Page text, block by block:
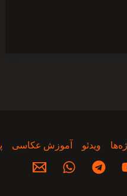
ویدئو آموزش عکاسی